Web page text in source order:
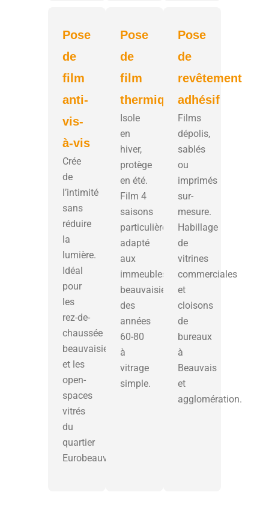
Pose
de
film
anti-
vis-
à-vis
Crée
de
l’intimité
sans
réduire
la
lumière.
Idéal
pour
les
rez-de-
chaussée
beauvaisien
et les
open-
spaces
vitrés
du
quartier
Eurobeauvais.
Pose
de
film
thermique
Isole
en
hiver,
protège
en été.
Film 4
saisons
particulièrement
adapté
aux
immeubles
beauvaisien
des
années
60-80
à
vitrage
simple.
Pose
de
revêtement
adhésif
Films
dépolis,
sablés
ou
imprimés
sur-
mesure.
Habillage
de
vitrines
commerciales
et
cloisons
de
bureaux
à
Beauvais
et
agglomération.